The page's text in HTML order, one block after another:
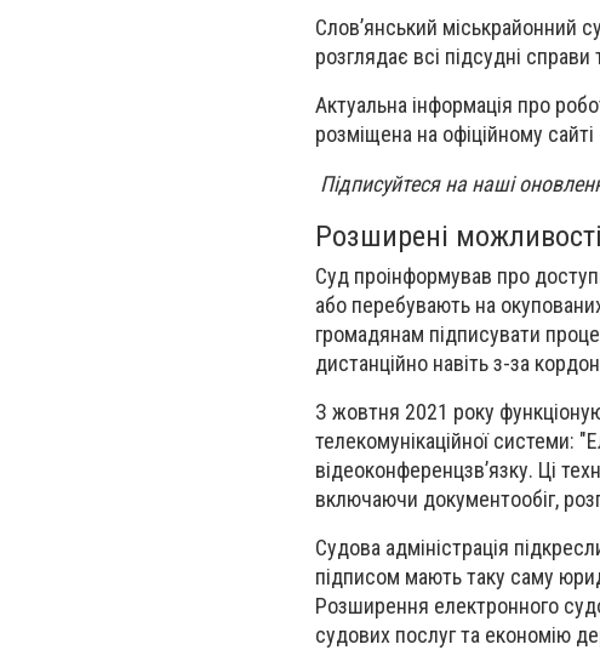
Слов’янський міськрайонний
розглядає всі підсудні
Актуальна інформація про
розміщена на офіційному сайті
Підписуйтеся на наші
Розширені
Суд проінформував про
або перебувають на
громадянам підписувати
дистанційно навіть з-за
З жовтня 2021 року
телекомунікаційної системи:
відеоконференцзвʼязку. Ці
включаючи документообіг,
Судова адміністрація
підписом мають таку саму
Розширення електронного
судових послуг та економію